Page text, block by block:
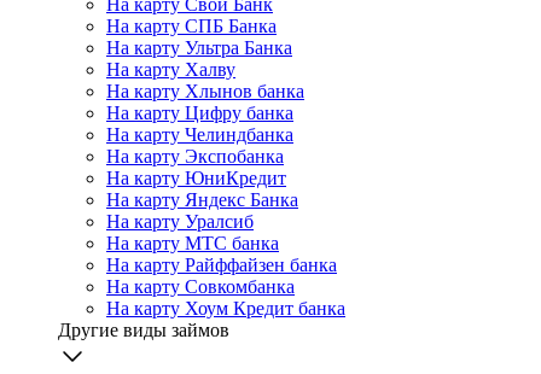
На карту Свой Банк
На карту СПБ Банка
На карту Ультра Банка
На карту Халву
На карту Хлынов банка
На карту Цифру банка
На карту Челиндбанка
На карту Экспобанка
На карту ЮниКредит
На карту Яндекс Банка
На карту Уралсиб
На карту МТС банка
На карту Райффайзен банка
На карту Совкомбанка
На карту Хоум Кредит банка
Другие виды займов